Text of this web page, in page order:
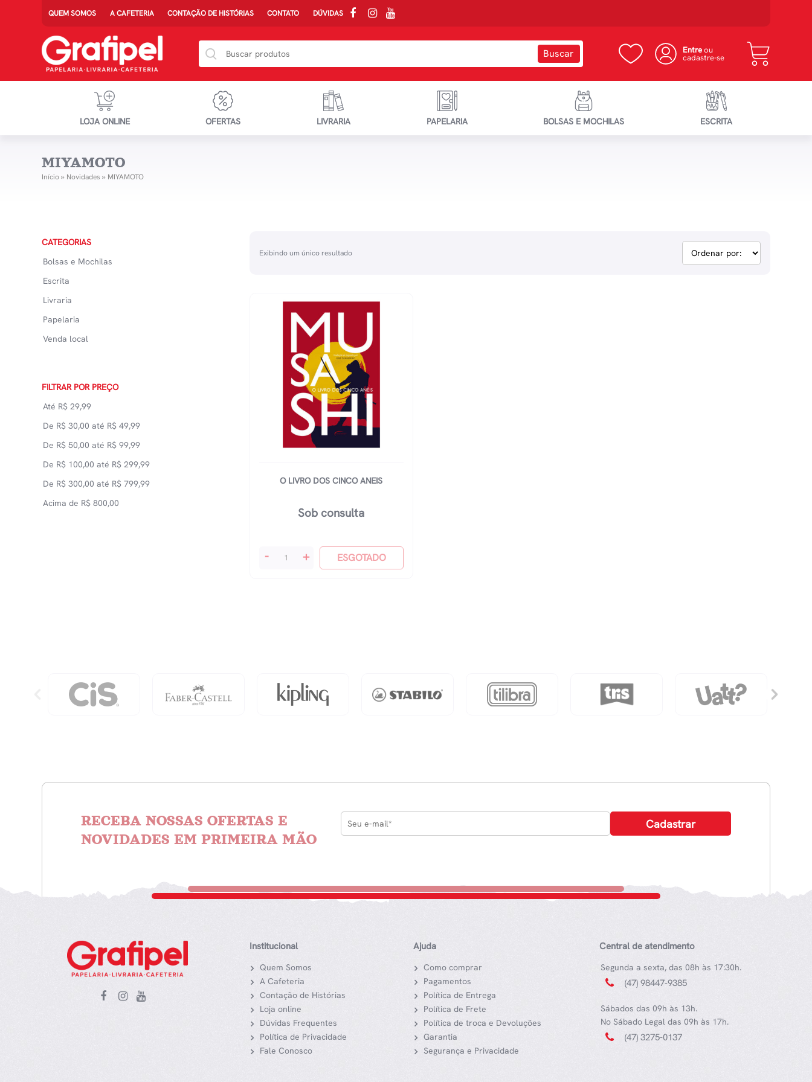
QUEM SOMOS A CAFETERIA CONTAÇÃO DE HISTÓRIAS CONTATO DÚVIDAS
Entreou
cadastre-se
LOJA ONLINE OFERTAS LIVRARIA PAPELARIA BOLSAS E MOCHILAS ESCRITA
MIYAMOTO
Início» Novidades » MIYAMOTO
CATEGORIAS
Bolsas e Mochilas
Escrita
Livraria
Papelaria
Venda local
FILTRAR POR PREÇO
Até R$ 29,99
De R$ 30,00 até R$ 49,99
De R$ 50,00 até R$ 99,99
De R$ 100,00 até R$ 299,99
De R$ 300,00 até R$ 799,99
Acima de R$ 800,00
Exibindo um único resultado
O LIVRO DOS CINCO ANEIS
Sob consulta
O- + ESGOTADO
RECEBA NOSSAS OFERTAS E
NOVIDADES EM PRIMEIRA MÃO
Institucional
Quem Somos
A Cafeteria
Contação de Histórias
Loja online
Dúvidas Frequentes
Política de Privacidade
Fale Conosco
Ajuda
Como comprar
Pagamentos
Política de Entrega
Política de Frete
Política de troca e Devoluções
Garantia
Segurança e Privacidade
Central de atendimento
Segunda a sexta, das 08h às 17:30h.
(47) 98447-9385
Sábados das 09h às 13h.
No Sábado Legal das 09h às 17h.
(47) 3275-0137